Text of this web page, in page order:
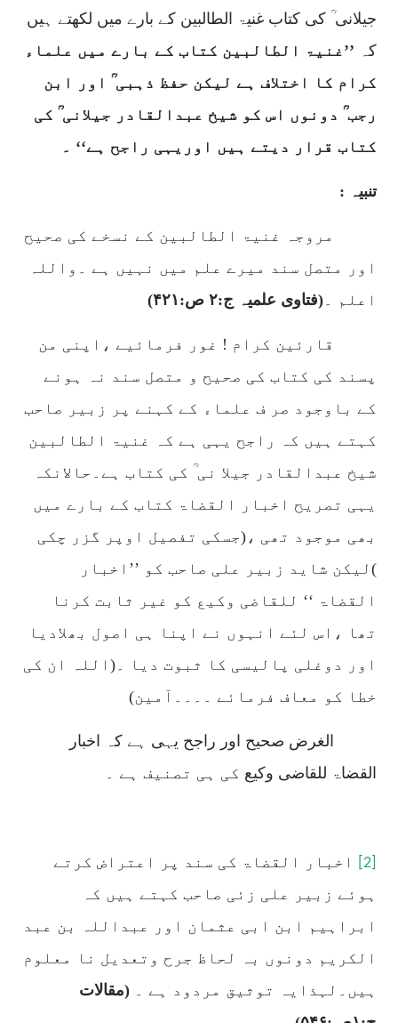
جیلانی ؒ کی کتاب غنیۃ الطالبین کے بارے میں لکھتے ہیں
کہ ’’غنیۃ الطالبین کتاب کے بارے میں علماء
کرام کا اختلاف ہے لیکن حفظ ذہبی ؒ اور ابن
رجب ؒ دونوں اس کو شیخ عبدالقادر جیلانی ؒ کی
کتاب قرار دیتے ہیں اوریہی راجح ہے‘‘ ۔
تنبیہ :
مروجہ غنیۃ الطالبین کے نسخے کی صحیح
اور متصل سند میرے علم میں نہیں ہے ۔واللہ
اعلم ۔(فتاوی علمیہ ج:۲ ص: ۴۲۱)
قارئین کرام ! غور فرمائیے ،اپنی من
پسند کی کتاب کی صحیح و متصل سند نہ ہونے
کے باوجود صر ف علماء کے کہنے پر زبیر صاحب
کہتے ہیں کہ راجح یہی ہے کہ غنیۃ الطالبین
شیخ عبدالقادر جیلا نی ؒ کی کتاب ہے۔حالانکہ
یہی تصریح اخبار القضاۃ کتاب کے بارے میں
بھی موجود تھی ،(جسکی تفصیل اوپر گزر چکی
)لیکن شاید زبیر علی صاحب کو ’’اخبار
القضاۃ ‘‘ للقاضی وکیع کو غیر ثابت کرنا
تھا ،اس لئے انہوں نے اپنا ہی اصول بھلادیا
اور دوغلی پالیسی کا ثبوت دیا ۔(اللہ ان کی
خطا کو معاف فرمائے ۔۔۔۔آمین)
الغرض صحیح اور راجح یہی ہے کہ
اخبار
القضاۃ للقاضی وکیع کی ہی تصنیف ہے ۔
[2]
اخبار القضاۃ کی سند پر اعتراض کرتے
ہوئے زبیر علی زئی صاحب کہتے ہیں کہ
ابراہیم ابن ابی عثمان اور عبداللہ بن عبد
الکریم دونوں بہ لحاظ جرح وتعدیل نا معلوم
ہیں۔لہذایہ توثیق مردود ہے ۔ (مقالات